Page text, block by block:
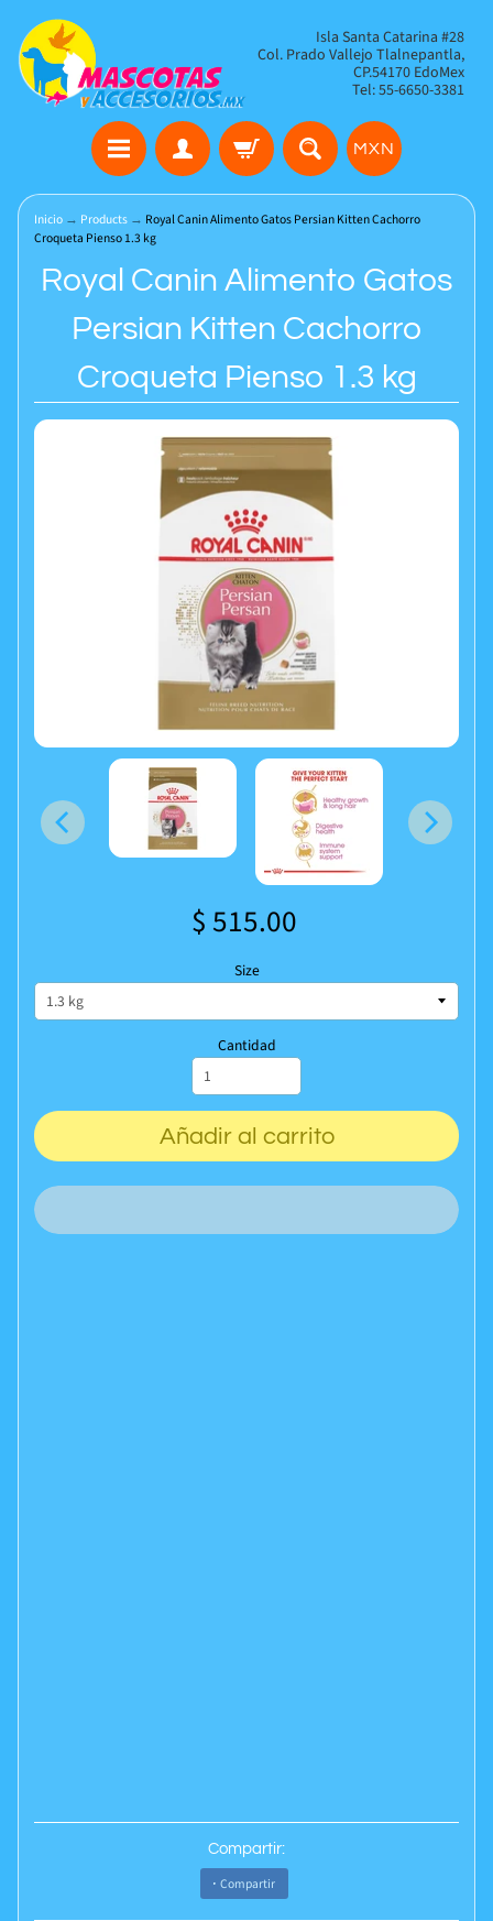
Isla Santa Catarina #28
Col. Prado Vallejo Tlalnepantla,
CP.54170 EdoMex
Tel: 55-6650-3381
MXN
Inicio → Products → Royal Canin Alimento Gatos Persian Kitten Cachorro
Croqueta Pienso 1.3 kg
Royal Canin Alimento Gatos
Persian Kitten Cachorro
Croqueta Pienso 1.3 kg
$ 515.00
Size
Cantidad
Añadir al carrito
Compartir:
Compartir